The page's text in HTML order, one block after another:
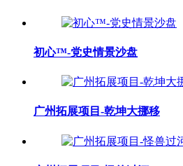
初心™-党史情景沙盘
广州拓展项目-乾坤大挪移